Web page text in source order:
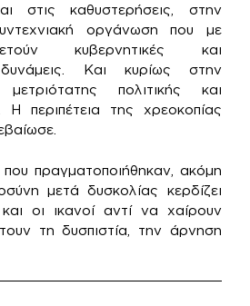
στις καθυστερήσεις, στην
οργάνωση που με
κυβερνητικές και
δυνάμεις. Και κυρίως στην
πολιτικής και
Η περιπέτεια της χρεοκοπίας
πραγματοποιήθηκαν, ακόμη
μετά δυσκολίας κερδίζει
οι ικανοί αντί να χαίρουν
τη δυσπιστία, την άρνηση